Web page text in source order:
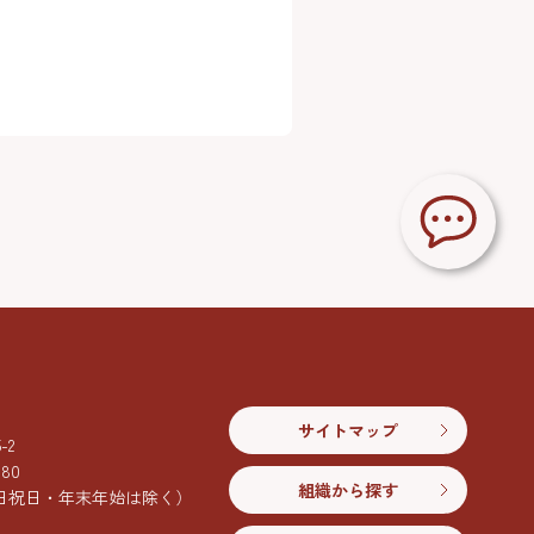
2
祝日・年末年始は除く）
サイトマップ
組織から探す